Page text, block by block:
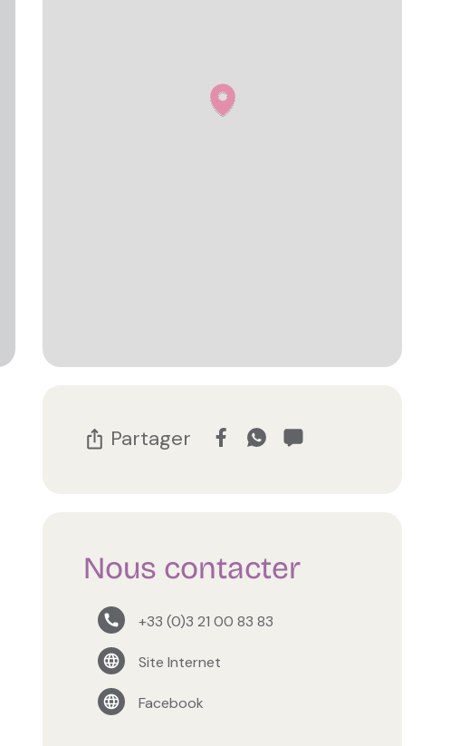
Partager
Nous contacter
+33 (0)3 21 00 83 83
Site Internet
Facebook